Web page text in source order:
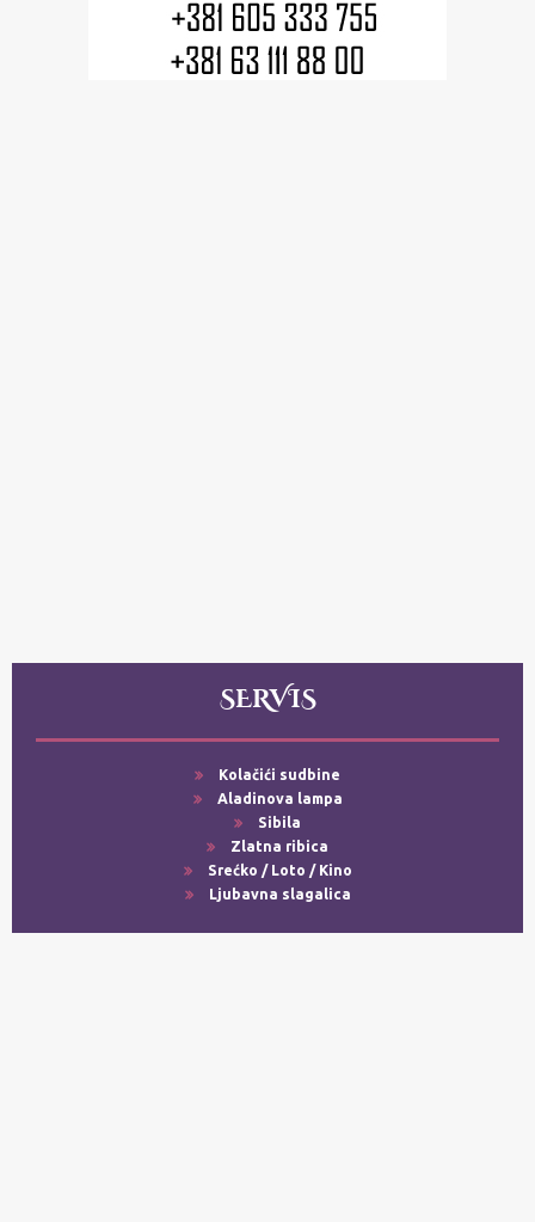
SERVIS
Kolačići sudbine
Aladinova lampa
Sibila
Zlatna ribica
Srećko / Loto / Kino
Ljubavna slagalica